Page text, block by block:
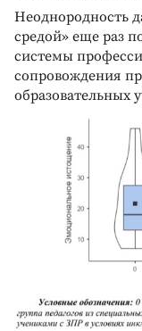
Неоднородность
средой» еще раз
системы
сопровождения
образовательных